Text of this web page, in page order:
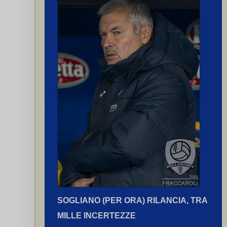
SOGLIANO (PER ORA) RILANCIA, TRA
MILLE INCERTEZZE